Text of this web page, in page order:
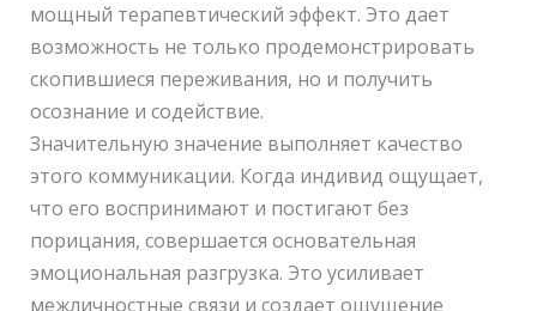
мощный терапевтический эффект. Это дает
возможность не только продемонстрировать
скопившиеся переживания, но и получить
осознание и содействие.
Значительную значение выполняет качество
этого коммуникации. Когда индивид ощущает,
что его воспринимают и постигают без
порицания, совершается основательная
эмоциональная разгрузка. Это усиливает
межличностные связи и создает ощущение